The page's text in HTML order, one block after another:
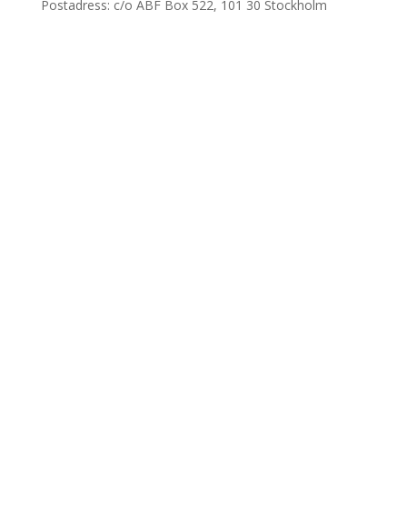
Postadress: c/o ABF Box 522, 101 30 Stockholm